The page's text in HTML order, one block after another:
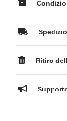
Ritiro